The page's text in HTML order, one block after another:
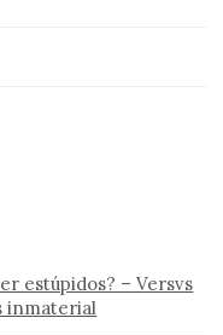
estúpidos? – Versvs
inmaterial